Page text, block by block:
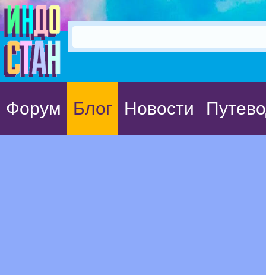
Форум Блог Новости